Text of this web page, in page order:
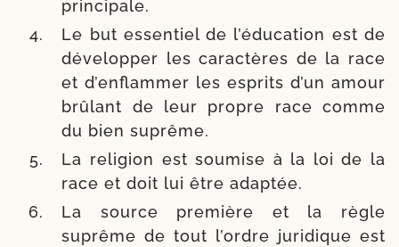
principale.
Le but essen­tiel de l’éducation est de
déve­lop­per les carac­tères de la race
et d’enflammer les esprits d’un amour
brû­lant de leur propre race comme
du bien suprême.
La reli­gion est sou­mise à la loi de la
race et doit lui être adaptée.
La source pre­mière et la règle
suprême de tout l’ordre juri­dique est